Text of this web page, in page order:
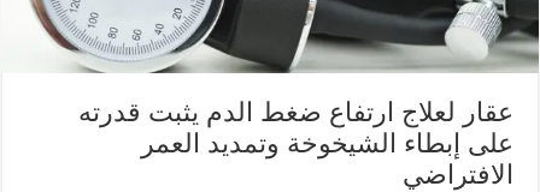
عقار لعلاج ارتفاع ضغط الدم يثبت قدرته
على إبطاء الشيخوخة وتمديد العمر
الافتراضي